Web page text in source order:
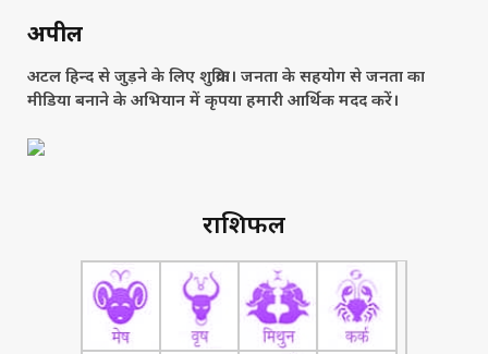
अपील
अटल हिन्द से जुड़ने के लिए शुक्रिया। जनता के सहयोग से जनता का
मीडिया बनाने के अभियान में कृपया हमारी आर्थिक मदद करें।
राशिफल